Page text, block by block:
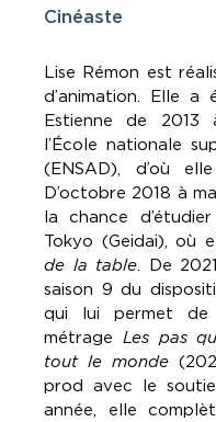
Cinéaste
Lise Rémon est
d’animation. Elle a
Estienne de 2013
l’École nationale
(ENSAD), d’où
D’octobre 2018 à
la chance
Tokyo (Geidai), où
de la table. De
saison 9 du
qui lui permet de
métrage Les pas
tout le monde
prod avec le
année, elle